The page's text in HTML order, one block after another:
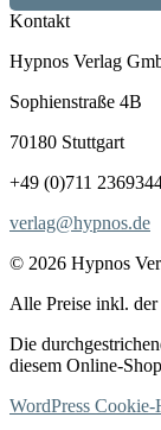
Kontakt
Hypnos Verlag
Sophienstraße 4B
70180 Stuttgart
+49 (0)711
verlag@hypnos.de
© 2026 Hypnos
Alle Preise inkl.
Die
diesem Online-
WordPress